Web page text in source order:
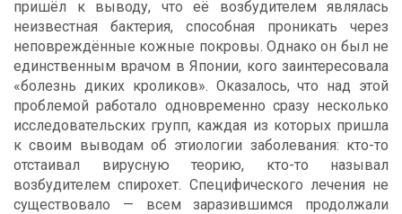
пришёл к выводу, что её возбудителем являлась
неизвестная бактерия, способная проникать через
неповреждённые кожные покровы. Однако он был не
единственным врачом в Японии, кого заинтересовала
«болезнь диких кроликов». Оказалось, что над этой
проблемой работало одновременно сразу несколько
исследовательских групп, каждая из которых пришла
к своим выводам об этиологии заболевания: кто-то
отстаивал вирусную теорию, кто-то называл
возбудителем спирохет. Специфического лечения не
существовало — всем заразившимся продолжали